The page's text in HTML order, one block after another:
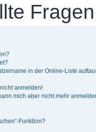
Fragen
in der Online-Liste
anmelden!
mich aber nicht mehr
Funktion?